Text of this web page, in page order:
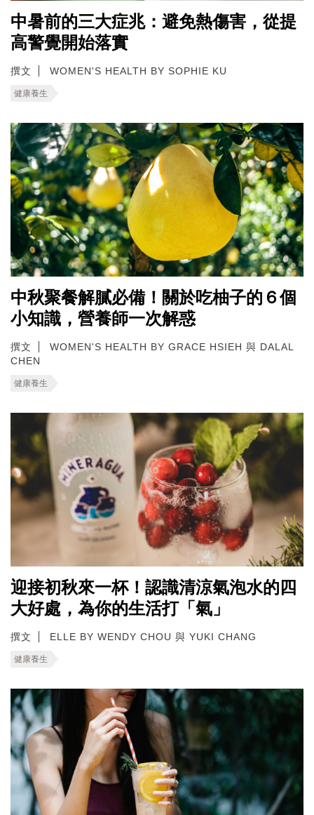
中暑前的三大症兆：避免熱傷害，從提
高警覺開始落實
撰文 WOMEN'S HEALTH BY SOPHIE KU
健康養生
中秋聚餐解膩必備！關於吃柚子的６個
小知識，營養師一次解惑
撰文
WOMEN'S HEALTH BY GRACE HSIEH 與 DALAL
CHEN
健康養生
迎接初秋來一杯！認識清涼氣泡水的四
大好處，為你的生活打「氣」
撰文 ELLE BY WENDY CHOU 與 YUKI CHANG
健康養生